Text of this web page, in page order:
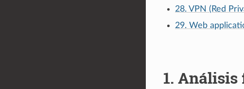
28. VPN (Red
29. Web
1. Análisis